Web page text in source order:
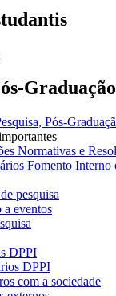
Graduação
Pós-
Normativas e
Fomento Interno
pesquisa
eventos
DPPI
DPPI
com a sociedade